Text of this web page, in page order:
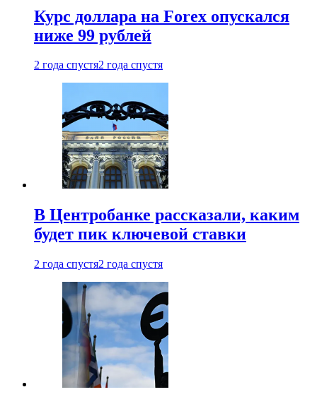
Курс доллара на Forex опускался
ниже 99 рублей
2 года спустя2 года спустя
В Центробанке рассказали, каким
будет пик ключевой ставки
2 года спустя2 года спустя